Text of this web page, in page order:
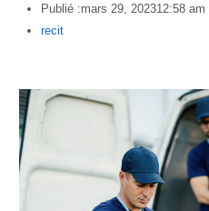
Publié :mars 29, 202312:58 am
Author
recit